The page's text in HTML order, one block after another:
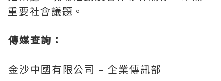
重要社會議題。
傳媒查詢：
金沙中國有限公司 – 企業傳訊部